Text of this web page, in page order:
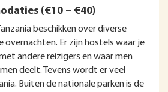
(€10 – €40)
beschikken over diverse
Er zijn hostels waar je
andere reizigers en waar men
deelt. Tevens wordt er veel
Buiten de nationale parken is de